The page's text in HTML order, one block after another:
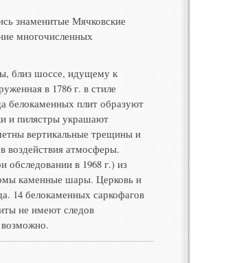
знаменитые Мячковские
многочисленных
близ шоссе, идуще­му к
в 1786 г. в стиле
белокаменных плит образуют
и пилястры украшают
вертикальные трещины и
воздействия атмосферы.
обследовании в 1968 г.) из
каменные шары. Церковь и
14 белокаменных саркофагов
не имеют следов